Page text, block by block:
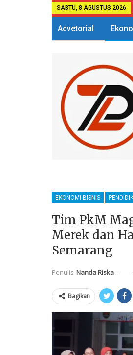
SABTU, 8 AGUSTUS 2026
Advetorial
EKONOMI BISNIS
Tim PkM
Merek dan
Semarang
Penulis Nanda Riska Mahendra
Bagikan